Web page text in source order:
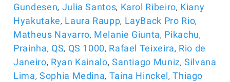
Gundesen, Julia Santos, Karol Ribeiro, Kiany
Hyakutake, Laura Raupp, LayBack Pro Rio,
Matheus Navarro, Melanie Giunta, Pikachu,
Prainha, QS, QS 1000, Rafael Teixeira, Rio de
Janeiro, Ryan Kainalo, Santiago Muniz,Silvana
Lima,Sophia Medina, Taina Hinckel,Thiago